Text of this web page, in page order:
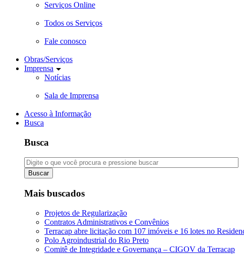
Serviços Online
Todos os Serviços
Fale conosco
Obras/Serviços
Imprensa
Notícias
Sala de Imprensa
Acesso à Informação
Busca
Busca
Buscar
Mais buscados
Projetos de Regularização
Contratos Administrativos e Convênios
Terracap abre licitação com 107 imóveis e 16 lotes no
Polo Agroindustrial do Rio Preto
Comitê de Integridade e Governança – CIGOV da Terracap